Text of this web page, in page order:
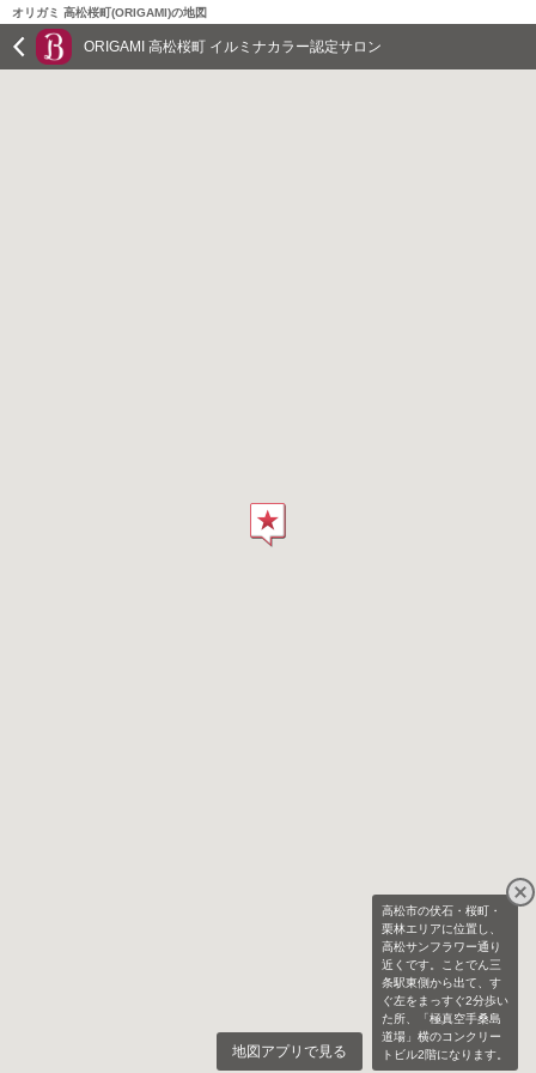
オリガミ 高松桜町(ORIGAMI)の地図
ORIGAMI 高松桜町 イルミナカラー認定サロン
高松市の伏石・桜町・
栗林エリアに位置し、
高松サンフラワー通り
近くです。ことでん三
条駅東側から出て、す
ぐ左をまっすぐ2分歩い
た所、「極真空手桑島
道場」横のコンクリー
トビル2階になります。
地図アプリで見る